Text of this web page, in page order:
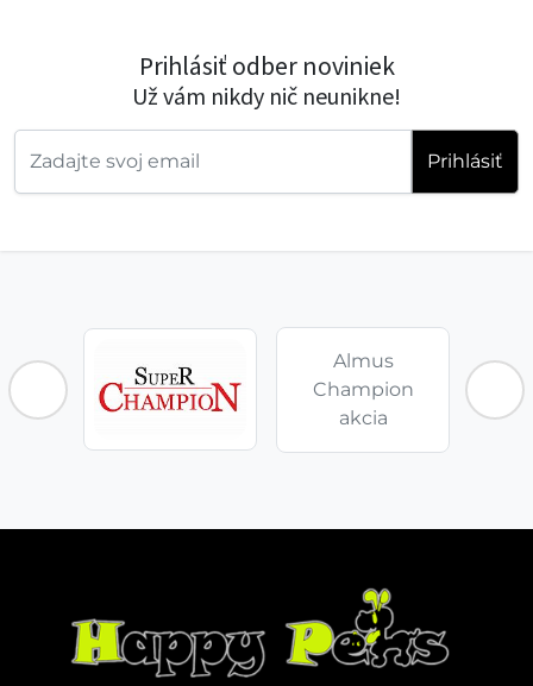
Prihlásiť odber noviniek
Už vám nikdy nič neunikne!
Prihlásiť
Almus
Champion
akcia